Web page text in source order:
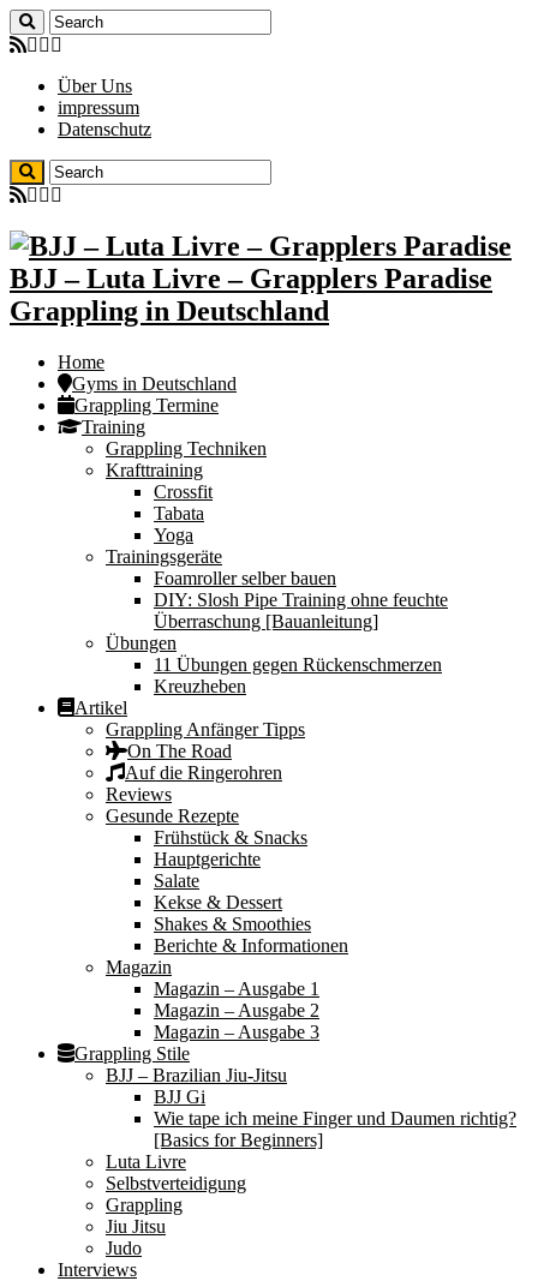
Über Uns
impressum
Datenschutz
BJJ – Luta Livre – Grapplers Paradise
Grappling in Deutschland
Home
Gyms in Deutschland
Grappling Termine
Training
Grappling Techniken
Krafttraining
Crossfit
Tabata
Yoga
Trainingsgeräte
Foamroller selber bauen
DIY: Slosh Pipe Training ohne feuchte
Überraschung [Bauanleitung]
Übungen
11 Übungen gegen Rückenschmerzen
Kreuzheben
Artikel
Grappling Anfänger Tipps
On The Road
Auf die Ringerohren
Reviews
Gesunde Rezepte
Frühstück & Snacks
Hauptgerichte
Salate
Kekse & Dessert
Shakes & Smoothies
Berichte & Informationen
Magazin
Magazin – Ausgabe 1
Magazin – Ausgabe 2
Magazin – Ausgabe 3
Grappling Stile
BJJ – Brazilian Jiu-Jitsu
BJJ Gi
Wie tape ich meine Finger und Daumen richtig?
[Basics for Beginners]
Luta Livre
Selbstverteidigung
Grappling
Jiu Jitsu
Judo
Interviews